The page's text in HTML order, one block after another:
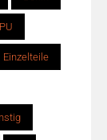
Einzelteile